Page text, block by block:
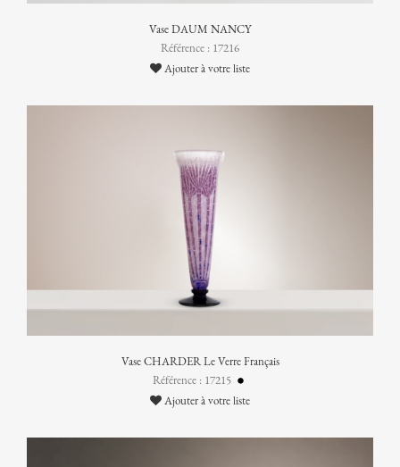
Vase DAUM NANCY
Référence : 17216
Ajouter à votre liste
Vase CHARDER Le Verre Français
Référence : 17215
Ajouter à votre liste